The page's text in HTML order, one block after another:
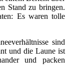
Stand zu bringen.
Es waren tolle
sind
und die Laune ist
und packen